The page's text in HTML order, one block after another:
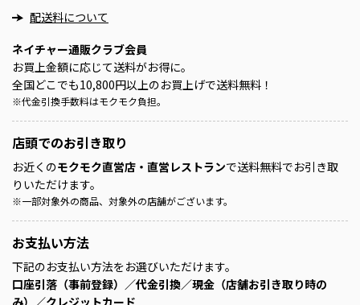
配送料について
ネイチャー通販クラブ会員
お買上金額に応じて送料がお得に。
全国どこでも10,800円以上のお買上げで送料無料！
※代金引換手数料はモクモク負担。
店頭でのお引き取り
お近くのモクモク直営店・直営レストランで送料無料でお引き取
りいただけます。
※一部対象外の商品、対象外の店舗がございます。
お支払い方法
下記のお支払い方法をお選びいただけます。
口座引落（事前登録）／代金引換／現金（店舗お引き取り時の
み）／クレジットカード